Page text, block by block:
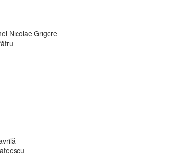
Nicolae Grigore